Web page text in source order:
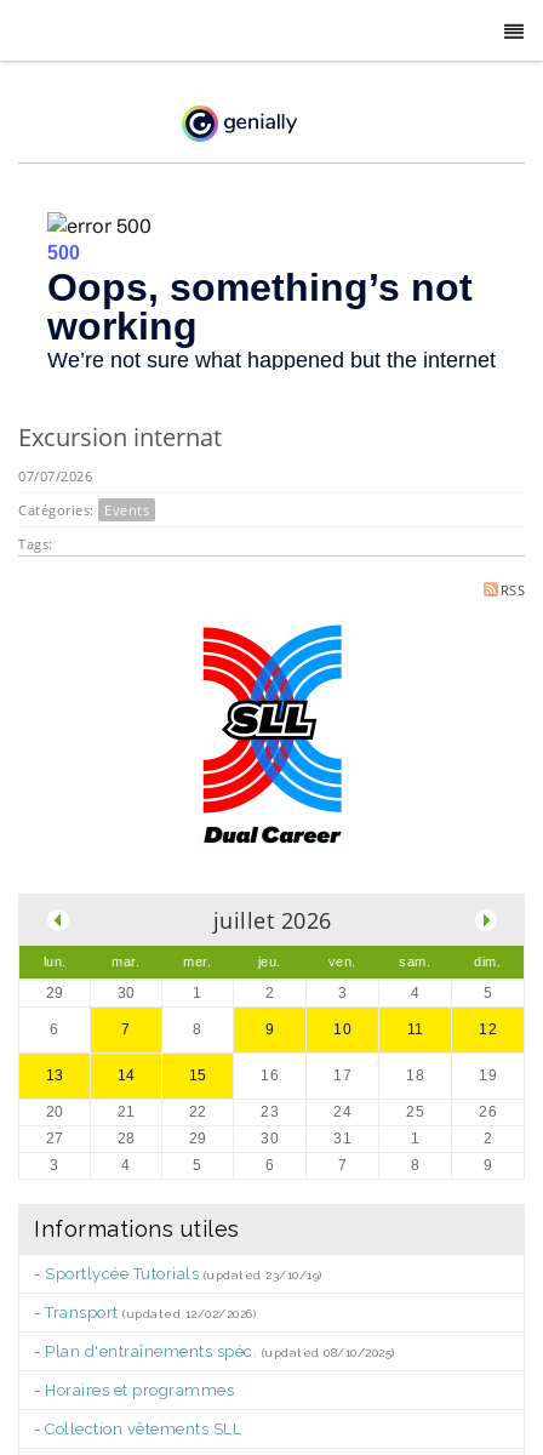
Excursion internat
07/07/2026
Catégories:
Events
Tags:
RSS
juillet 2026
lun. mar. mer. jeu. ven. sam. dim.
29 30 1 2 3 4 5
6 7 8 9 10 11 12
13 14 15 16 17 18 19
20 21 22 23 24 25
26
27
28 29 30 31 1
2
3
4 5 6 7 8 9
Informations utiles
- Sportlycée Tutorials (updated 23/10/19)
-Transport (updated 12/02/2026)
- Plan d'entraînements spéc. (updated 08/10/2025)
- Horaires et programmes
- Collection vêtements SLL